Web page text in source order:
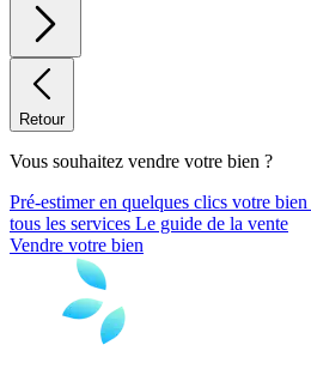
Retour
Vous souhaitez vendre votre bien ?
Pré-estimer en quelques clics votre bien
tous les services Le guide de la vente
Vendre votre bien